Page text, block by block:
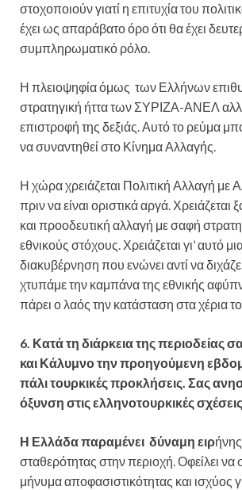
στοχοποιούν γιατί η επιτυχία του
έχει ως απαράβατο όρο ότι θα έχει
συμπληρωματικό ρόλο.
Η πλειοψηφία όμως των Ελλήνων
στρατηγική ήττα των ΣΥΡΙΖΑ-ΑΝΕΛ
επιστροφή της δεξιάς. Αυτό το ρεύμα
να συναντηθεί στο Κίνημα Αλλαγής.
Η χώρα χρειάζεται Πολιτική Αλλαγή με
πριν να είναι οριστικά αργά. Χρειάζεται
και προοδευτική αλλαγή με σαφή
εθνικούς στόχους. Χρειάζεται γι’ αυτό
διακυβέρνηση που ενώνει αντί να
χτυπάμε την καμπάνα της εθνικής
πάρει ο λαός την κατάσταση στα χέρια
6. Κατά τη διάρκεια της περιοδείας
και Κάλυμνο την προηγούμενη
πάλι τουρκικές προκλήσεις. Σας
όξυνση στις ελληνοτουρκικές
Η Ελλάδα παραμένει δύναμη ειρ
σταθερότητας στην περιοχή. Οφείλει να
μήνυμα αποφασιστικότητας και ισχύος